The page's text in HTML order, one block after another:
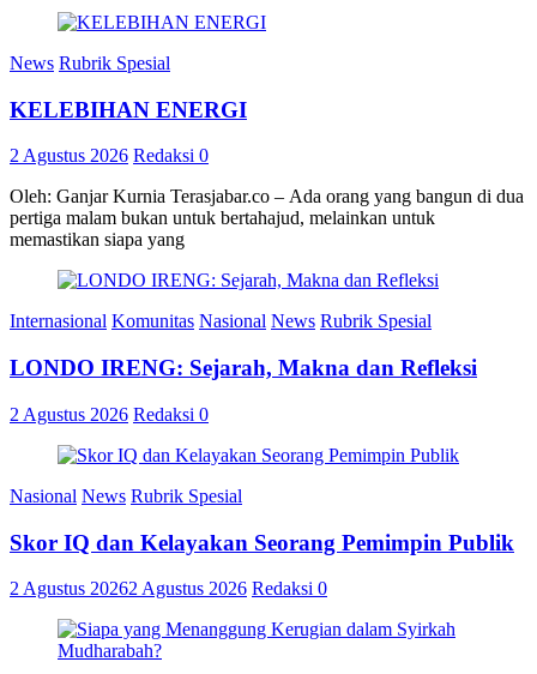
News Rubrik Spesial
KELEBIHAN ENERGI
2 Agustus 2026 Redaksi 0
Oleh: Ganjar Kurnia Terasjabar.co – Ada orang yang bangun di dua
pertiga malam bukan untuk bertahajud, melainkan untuk
memastikan siapa yang
Internasional Komunitas Nasional News Rubrik Spesial
LONDO IRENG: Sejarah, Makna dan Refleksi
2 Agustus 2026 Redaksi 0
Nasional News Rubrik Spesial
Skor IQ dan Kelayakan Seorang Pemimpin Publik
2 Agustus 20262 Agustus 2026 Redaksi 0